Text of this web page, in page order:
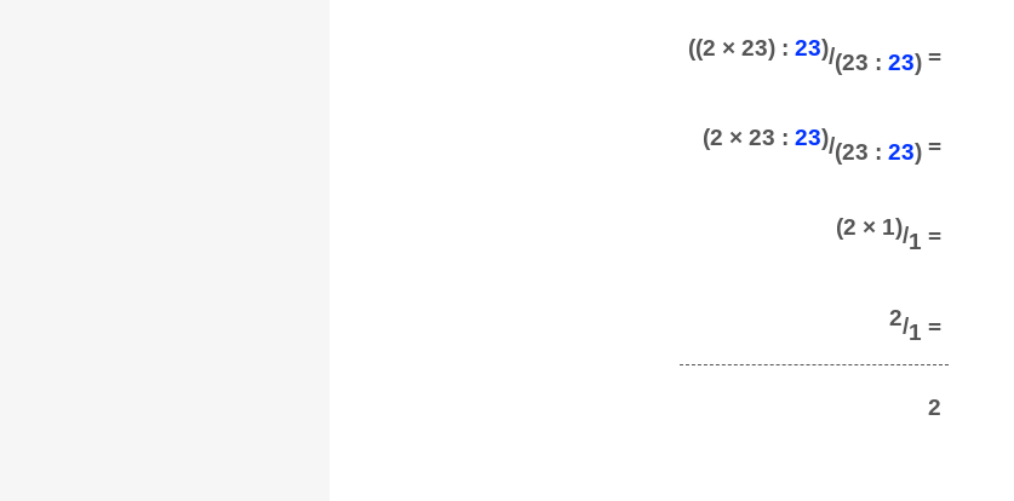
((2 × 23) : 23)/(23 : 23)=
(2 × 23 : 23)/(23 : 23)=
(2 × 1)/1 =
2/1 =
2